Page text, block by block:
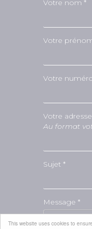
This website uses cookies to
Votre nom *
Votre
Votre
Votre
Au format
Sujet *
Message *